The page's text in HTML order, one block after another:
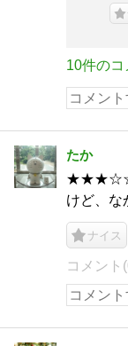
10件のコ
たか
★★★☆☆
けど、な
ナイス
コメント